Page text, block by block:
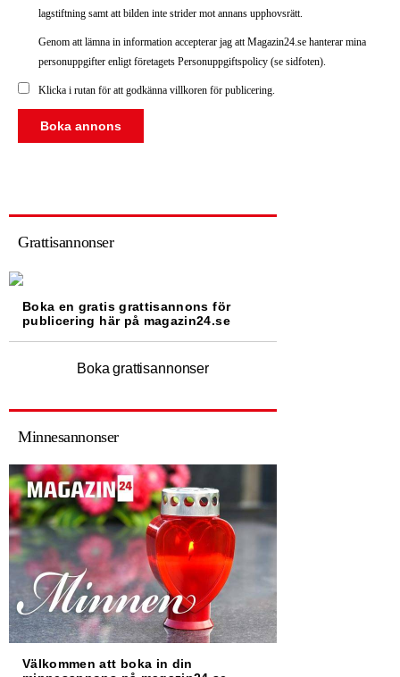
lagstiftning samt att bilden inte strider mot annans upphovsrätt.
Genom att lämna in information accepterar jag att Magazin24.se hanterar mina
personuppgifter enligt företagets Personuppgiftspolicy (se sidfoten).
Klicka i rutan för att godkänna villkoren för publicering.
Grattisannonser
Boka en gratis grattisannons för
publicering här på magazin24.se
Boka grattisannonser
Minnesannonser
Välkommen att boka in din